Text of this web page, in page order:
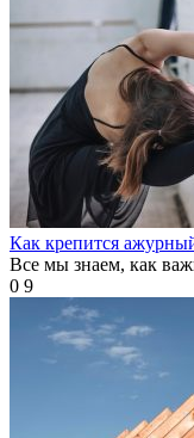
Как крепится
Все мы знаем, как
0 9